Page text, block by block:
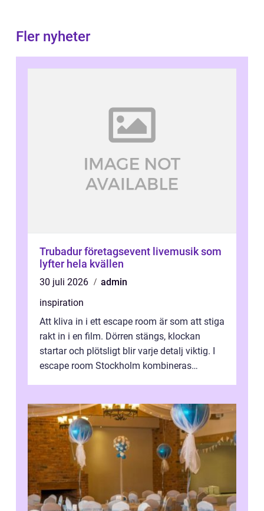
Fler nyheter
Trubadur företagsevent livemusik som
lyfter hela kvällen
30 juli 2026
admin
inspiration
Att kliva in i ett escape room är som att stiga
rakt in i en film. Dörren stängs, klockan
startar och plötsligt blir varje detalj viktig. I
escape room Stockholm kombineras